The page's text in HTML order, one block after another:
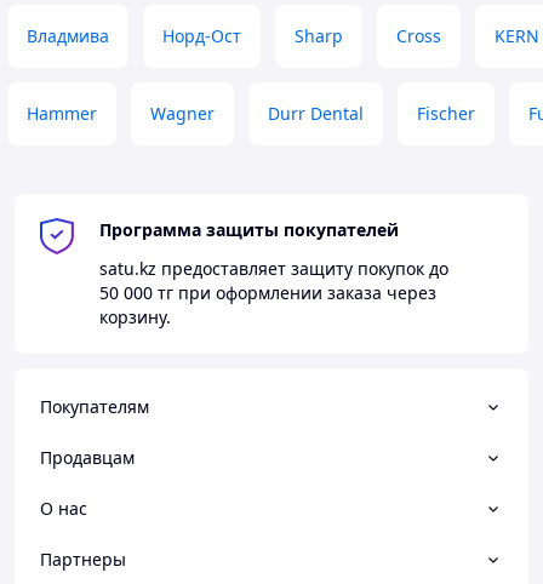
Владмива Норд-Ост Sharp Cross KERN
Hammer Wagner Durr Dental Fischer
Программа защиты покупателей
satu.kz предоставляет защиту покупок до
50 000 тг при оформлении заказа через
корзину.
Покупателям
Продавцам
О нас
Партнеры